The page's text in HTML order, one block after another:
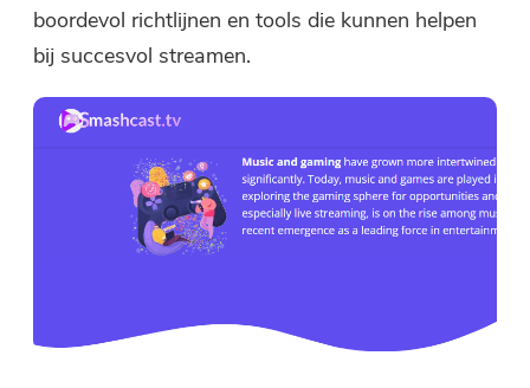
boordevol richtlijnen en tools die kunnen helpen
bij succesvol streamen.